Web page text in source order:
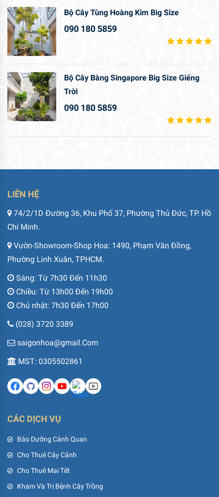
Bộ Cây Tùng Hoàng Kim Big Size
090 180 5859
Bộ Cây Bàng Singapore Big Size Giếng
Trời
090 180 5859
LIÊN HỆ
74/2/1D Đường 36, Khu Phố 37, Phường Thủ Đức, TP. Hồ
Chí Minh.
Vườn-Showroom-Shop Hoa: 1490, Phạm Văn Đồng,
Phường Linh Xuân, TPHCM.
Sáng: Từ 7h30 Đến 11h30
Chiều: Từ 13h00 Đến 19h00
Chủ nhật: 7h30 Đến 17h00
(028) 3720 3389
saigonhoa@gmail.Com
MST: 0305502861
CÁC DỊCH VỤ
Bảo Dưỡng Cảnh Quan
Cho Thuê Cây Cảnh
Cho Thuê Mai Tết
Khám Và Trị Bệnh Cây Trồng